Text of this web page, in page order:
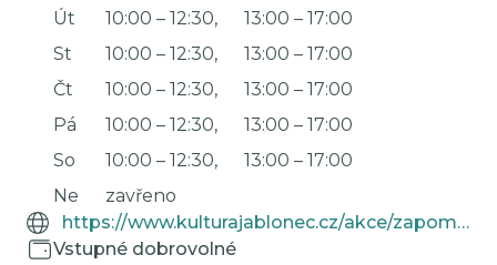
Út
10:00 – 12:30, 13:00 – 17:00
St
10:00 – 12:30, 13:00 – 17:00
Čt
10:00 – 12:30, 13:00 – 17:00
Pá
10:00 – 12:30, 13:00 – 17:00
So
10:00 – 12:30, 13:00 – 17:00
Ne
zavřeno
https://www.kulturajablonec.cz/akce/zapomenuta-cesta/
Vstupné dobrovolné